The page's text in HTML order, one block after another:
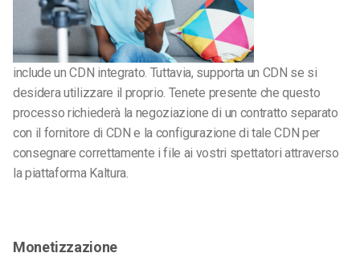
include un CDN integrato. Tuttavia, supporta un CDN se si
desidera utilizzare il proprio. Tenete presente che questo
processo richiederà la negoziazione di un contratto separato
con il fornitore di CDN e la configurazione di tale CDN per
consegnare correttamente i file ai vostri spettatori attraverso
la piattaforma Kaltura.
Monetizzazione